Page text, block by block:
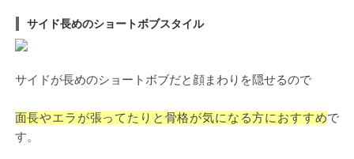
サイド長めのショートボブスタイル
サイドが長めのショートボブだと顔まわりを隠せるので
面長やエラが張ってたりと骨格が気になる方におすすめで
す。